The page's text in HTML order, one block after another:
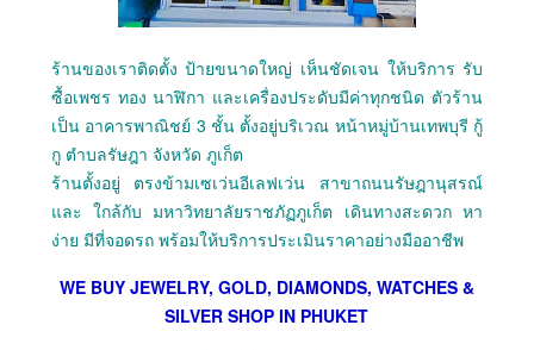
ร้านของเราติดตั้ง ป้ายขนาดใหญ่ เห็นชัดเจน ให้บริการ รับ
ซื้อเพชร ทอง นาฬิกา และเครื่องประดับมีค่าทุกชนิด ตัวร้าน
เป็น อาคารพาณิชย์ 3 ชั้น ตั้งอยู่บริเวณ หน้าหมู่บ้านเทพบุรี กู้
กู ตำบลรัษฎา จังหวัด ภูเก็ต
ร้านตั้งอยู่ ตรงข้ามเซเว่นอีเลฟเว่น สาขาถนนรัษฎานุสรณ์
และ ใกล้กับ มหาวิทยาลัยราชภัฏภูเก็ต เดินทางสะดวก หา
ง่าย มีที่จอดรถ พร้อมให้บริการประเมินราคาอย่างมืออาชีพ
WE BUY JEWELRY, GOLD, DIAMONDS, WATCHES &
SILVER SHOP IN PHUKET